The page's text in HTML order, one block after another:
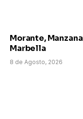
Morante,
Marbella
8 de Agosto, 2026